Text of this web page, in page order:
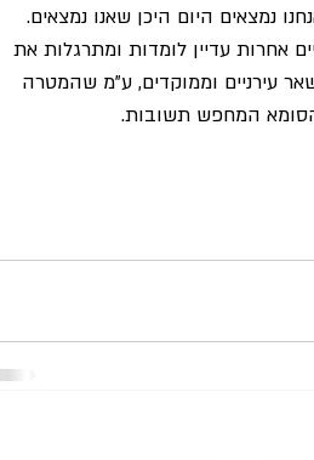
נמצאים היום היכן שאנו נמצאים.
עדיין לומדות ומתרגלות את
עירניים וממוקדים, ע"מ שהמטרה
המחפש תשובות.